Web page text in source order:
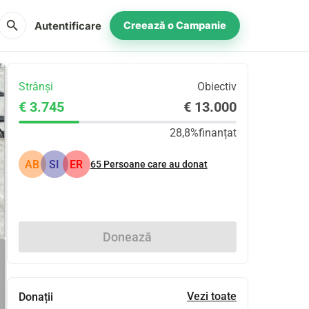
search Autentificare Creează o Campanie
Strânși Obiectiv
€ 3.745 € 13.000
28,8%finanțat
AB SI ER 65 Persoane care au donat
Donează
Donații Vezi toate